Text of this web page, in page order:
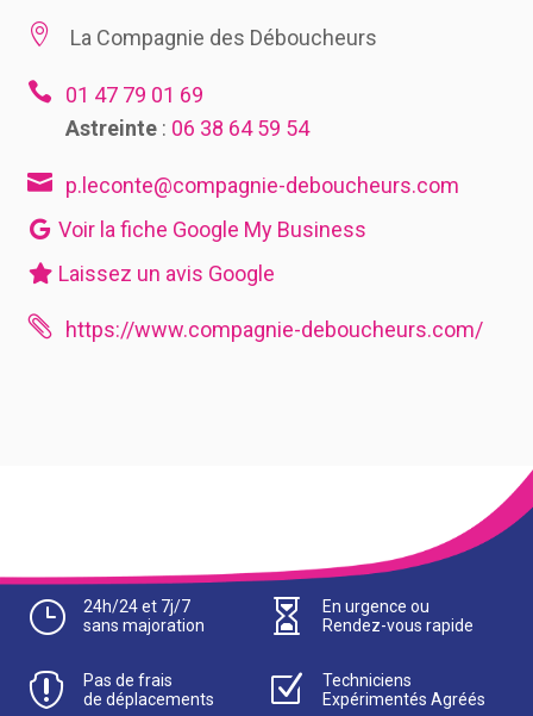
 La Compagnie des Déboucheurs

01 47 79 01 69
Astreinte: 06 38 64 59 54
 p.leconte@compagnie-deboucheurs.com
Voir la fiche Google My Business
Laissez un avis Google
 https://www.compagnie-deboucheurs.com/
}
24h/24 et 7j/7
sans majoration

En urgence ou
Rendez-vous rapide

Pas de frais
de déplacements
Z
Techniciens
Expérimentés Agréés